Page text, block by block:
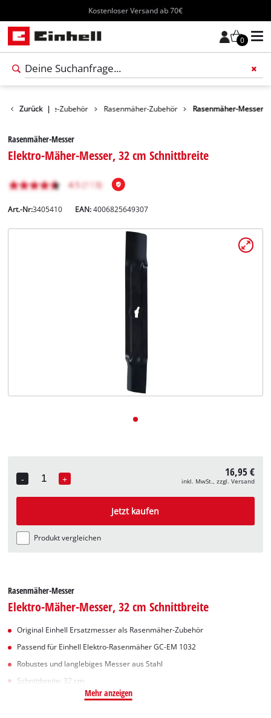
Kostenloser Versand ab 70€
0
Zurück |
Gartengeräte-Zubehör Rasenmäher-Zubehör Rasenmäher-Messer
Rasenmäher-Messer
Elektro-Mäher-Messer, 32 cm Schnittbreite
Art.-Nr:3405410 EAN:4006825649307
-
Quantity
+ 16,95 €
inkl. MwSt., zzgl. Versand
Jetzt kaufen
Produkt vergleichen
Rasenmäher-Messer
Elektro-Mäher-Messer, 32 cm Schnittbreite
Original Einhell Ersatzmesser als Rasenmäher-Zubehör
Passend für Einhell Elektro-Rasenmäher GC-EM 1032
Robustes und langlebiges Messer aus Stahl
Schnittbreite: 32 cm
Mehr anzeigen